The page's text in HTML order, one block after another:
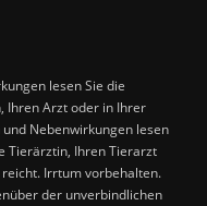
lesen Sie die
Ihren Arzt oder in Ihrer
Nebenwirkungen lesen
Tierärztin, Ihren Tierarzt
Irrtum vorbehalten.
der unverbindlichen